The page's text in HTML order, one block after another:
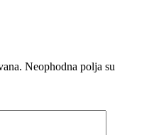
Neophodna polja su